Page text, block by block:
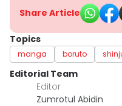
Share Article
Topics
manga boruto
Editorial Team
Editor
Zumrotul Abidin